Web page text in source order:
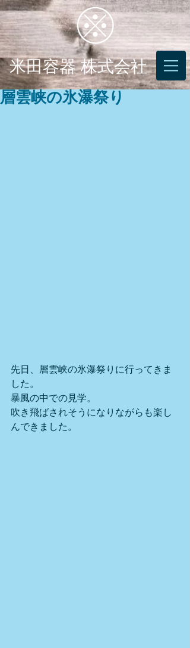
米田容器 株式会社
層雲峡の氷瀑祭り
先日、層雲峡の氷瀑祭りに行ってきま
した。
暴風の中での見学。
吹き飛ばされそうになりながらも楽し
んできました。